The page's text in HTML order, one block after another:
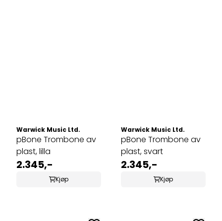
Warwick Music Ltd.
pBone Trombone av
plast, lilla
2.345,-
Kjøp
Warwick Music Ltd.
pBone Trombone av
plast, svart
2.345,-
Kjøp